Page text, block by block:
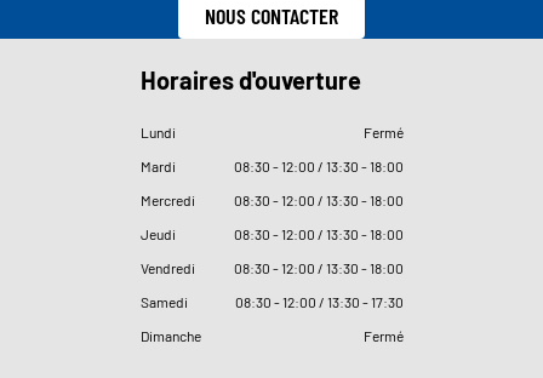
NOUS CONTACTER
Horaires d'ouverture
Lundi
Fermé
Mardi
08:30 - 12:00 / 13:30 - 18:00
Mercredi
08:30 - 12:00 / 13:30 - 18:00
Jeudi
08:30 - 12:00 / 13:30 - 18:00
Vendredi
08:30 - 12:00 / 13:30 - 18:00
Samedi
08:30 - 12:00 / 13:30 - 17:30
Dimanche
Fermé